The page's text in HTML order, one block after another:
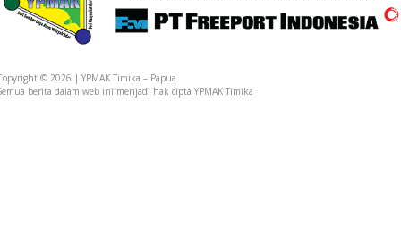
© 2026 | YPMAK Timika – Papua
berita dalam web ini menjadi hak cipta YPMAK Timika